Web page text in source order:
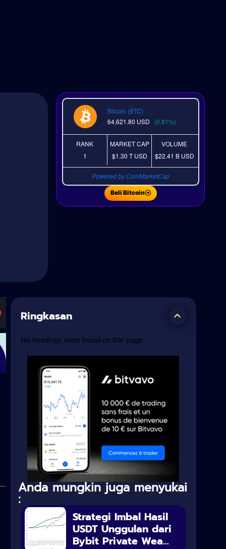
Bitcoin (BTC)
64,621.80 USD (0.81%)
RANK
1
MARKET CAP
$1.30 TUSD
VOLUME
$22.41 B USD
Powered by CoinMarketCap
Beli Bitcoin
Ringkasan
No headings were found on this page.
Anda mungkin juga menyukai
:
Strategi Imbal Hasil
USDT Unggulan dari
Bybit Private Wea...